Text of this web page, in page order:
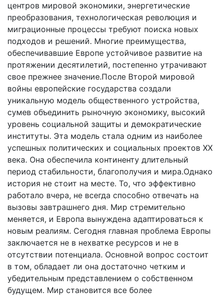
центров мировой экономики, энергетические
преобразования, технологическая революция и
миграционные процессы требуют поиска новых
подходов и решений. Многие преимущества,
обеспечивавшие Европе устойчивое развитие на
протяжении десятилетий, постепенно утрачивают
свое прежнее значение.После Второй мировой
войны европейские государства создали
уникальную модель общественного устройства,
сумев объединить рыночную экономику, высокий
уровень социальной защиты и демократические
институты. Эта модель стала одним из наиболее
успешных политических и социальных проектов XX
века. Она обеспечила континенту длительный
период стабильности, благополучия и мира.Однако
история не стоит на месте. То, что эффективно
работало вчера, не всегда способно отвечать на
вызовы завтрашнего дня. Мир стремительно
меняется, и Европа вынуждена адаптироваться к
новым реалиям. Сегодня главная проблема Европы
заключается не в нехватке ресурсов и не в
отсутствии потенциала. Основной вопрос состоит
в том, обладает ли она достаточно четким и
убедительным представлением о собственном
будущем. Мир становится все более